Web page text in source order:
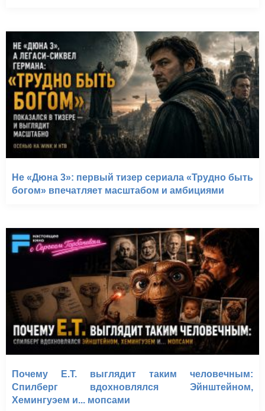
Не «Дюна 3»: первый тизер сериала «Трудно быть
богом» впечатляет масштабом и амбициями
Почему E.T. выглядит таким человечным:
Спилберг вдохновлялся Эйнштейном,
Хемингуэем и... мопсами